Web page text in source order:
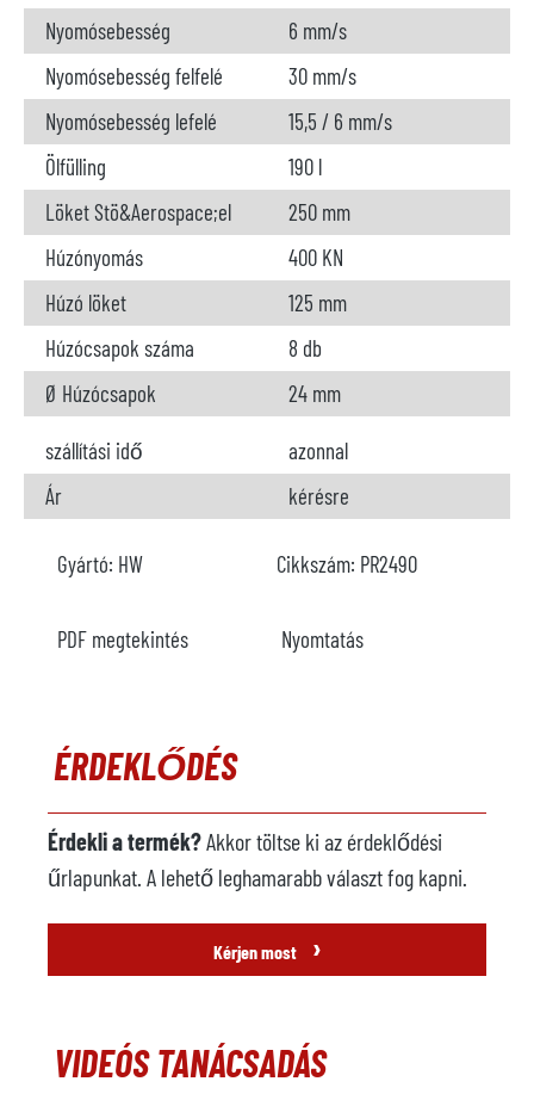
Nyomósebesség
6 mm/s
Nyomósebesség felfelé
30 mm/s
Nyomósebesség lefelé
15,5 / 6 mm/s
Ölfülling
190 l
Löket Stö&Aerospace;el
250 mm
Húzónyomás
400 KN
Húzó löket
125 mm
Húzócsapok száma
8 db
Ø Húzócsapok 24 mm
szállítási idő
azonnal
Ár
kérésre
Gyártó: HW Cikkszám: PR2490
PDF megtekintés Nyomtatás
ÉRDEKLŐDÉS
Érdekli a termék?Akkor töltse ki az érdeklődési
űrlapunkat. A lehető leghamarabb választ fog kapni.
Kérjen most ›
VIDEÓS TANÁCSADÁS